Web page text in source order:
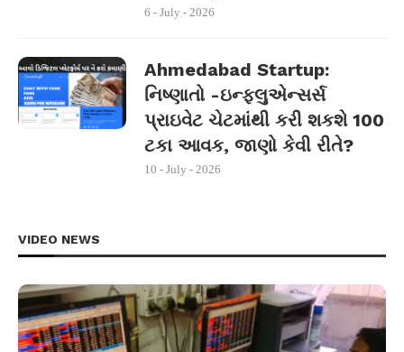
6 - July - 2026
Ahmedabad Startup:
નિષ્ણાતો -ઇન્ફ્લુએન્સર્સ
પ્રાઇવેટ ચેટમાંથી કરી શકશે 100
ટકા આવક, જાણો કેવી રીતે?
10 - July - 2026
VIDEO NEWS